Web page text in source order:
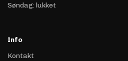
Søndag: lukket
Info
Kontakt